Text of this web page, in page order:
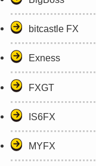
bitcastle FX
Exness
FXGT
IS6FX
MYFX